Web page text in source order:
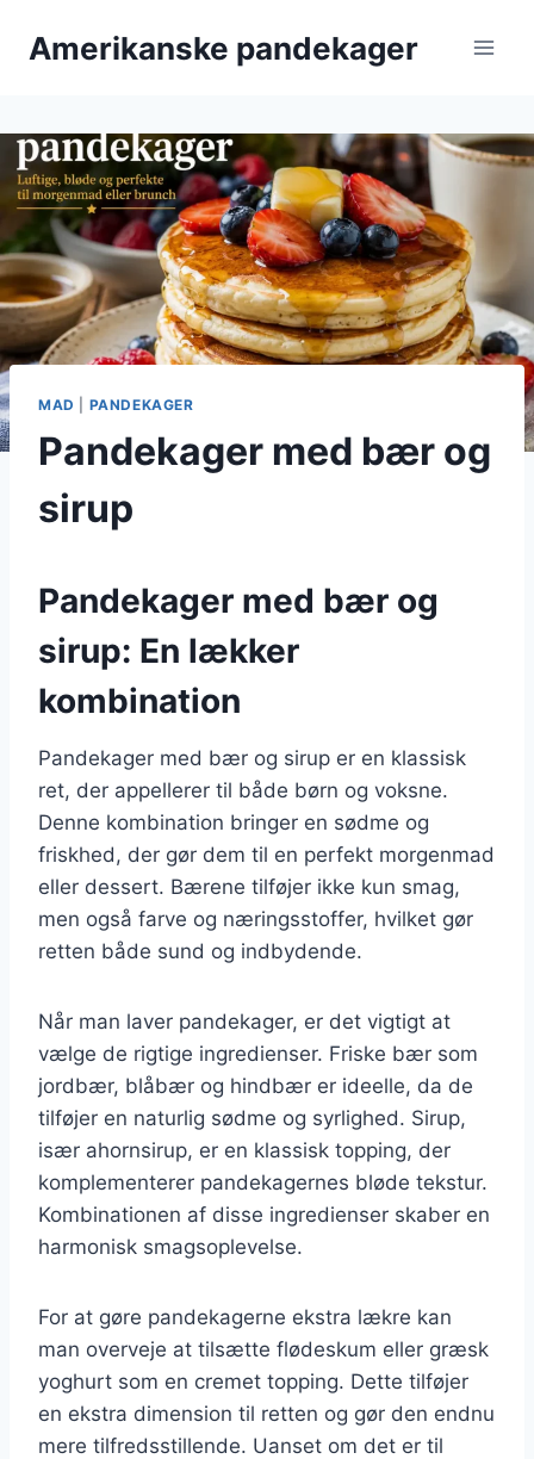
Amerikanske pandekager
MAD PANDEKAGER
Pandekager med bær og
sirup
Pandekager med bær og
sirup: En lækker
kombination
Pandekager med bær og sirup er en klassisk
ret, der appellerer til både børn og voksne.
Denne kombination bringer en sødme og
friskhed, der gør dem til en perfekt morgenmad
eller dessert. Bærene tilføjer ikke kun smag,
men også farve og næringsstoffer, hvilket gør
retten både sund og indbydende.
Når man laver pandekager, er det vigtigt at
vælge de rigtige ingredienser. Friske bær som
jordbær, blåbær og hindbær er ideelle, da de
tilføjer en naturlig sødme og syrlighed. Sirup,
især ahornsirup, er en klassisk topping, der
komplementerer pandekagernes bløde tekstur.
Kombinationen af disse ingredienser skaber en
harmonisk smagsoplevelse.
For at gøre pandekagerne ekstra lækre kan
man overveje at tilsætte flødeskum eller græsk
yoghurt som en cremet topping. Dette tilføjer
en ekstra dimension til retten og gør den endnu
mere tilfredsstillende. Uanset om det er til